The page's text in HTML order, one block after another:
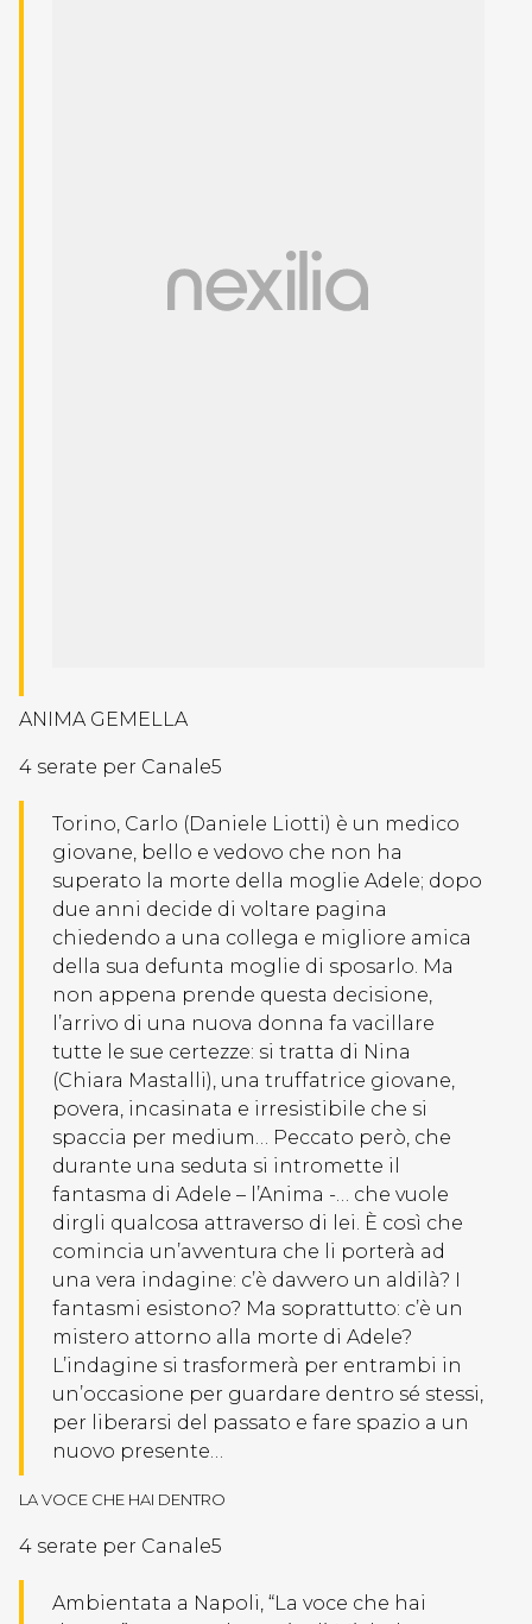
ANIMA GEMELLA
4 serate per Canale5
Torino, Carlo (Daniele Liotti) è un medico
giovane, bello e vedovo che non ha
superato la morte della moglie Adele; dopo
due anni decide di voltare pagina
chiedendo a una collega e migliore amica
della sua defunta moglie di sposarlo. Ma
non appena prende questa decisione,
l’arrivo di una nuova donna fa vacillare
tutte le sue certezze: si tratta di Nina
(Chiara Mastalli), una truffatrice giovane,
povera, incasinata e irresistibile che si
spaccia per medium… Peccato però, che
durante una seduta si intromette il
fantasma di Adele – l’Anima -… che vuole
dirgli qualcosa attraverso di lei. È così che
comincia un’avventura che li porterà ad
una vera indagine: c’è davvero un aldilà? I
fantasmi esistono? Ma soprattutto: c’è un
mistero attorno alla morte di Adele?
L’indagine si trasformerà per entrambi in
un’occasione per guardare dentro sé stessi,
per liberarsi del passato e fare spazio a un
nuovo presente…
LA VOCE CHE HAI DENTRO
4 serate per Canale5
Ambientata a Napoli, “La voce che hai